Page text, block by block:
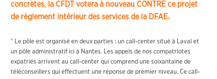
concrètes, la CFDT votera à nouveau CONTRE ce projet
de règlement intérieur des services de la DFAE.
* Le pôle est organisé en deux parties : un call-center situé à Laval et
un pôle administratif ici à Nantes. Les appels de nos compatriotes
expatriés arrivent au call-center qui comprend une soixantaine de
téléconseillers qui effectuent une réponse de premier niveau. Ce call-